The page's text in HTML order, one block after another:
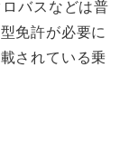
バスなどは普
免許が必要に
されている乗